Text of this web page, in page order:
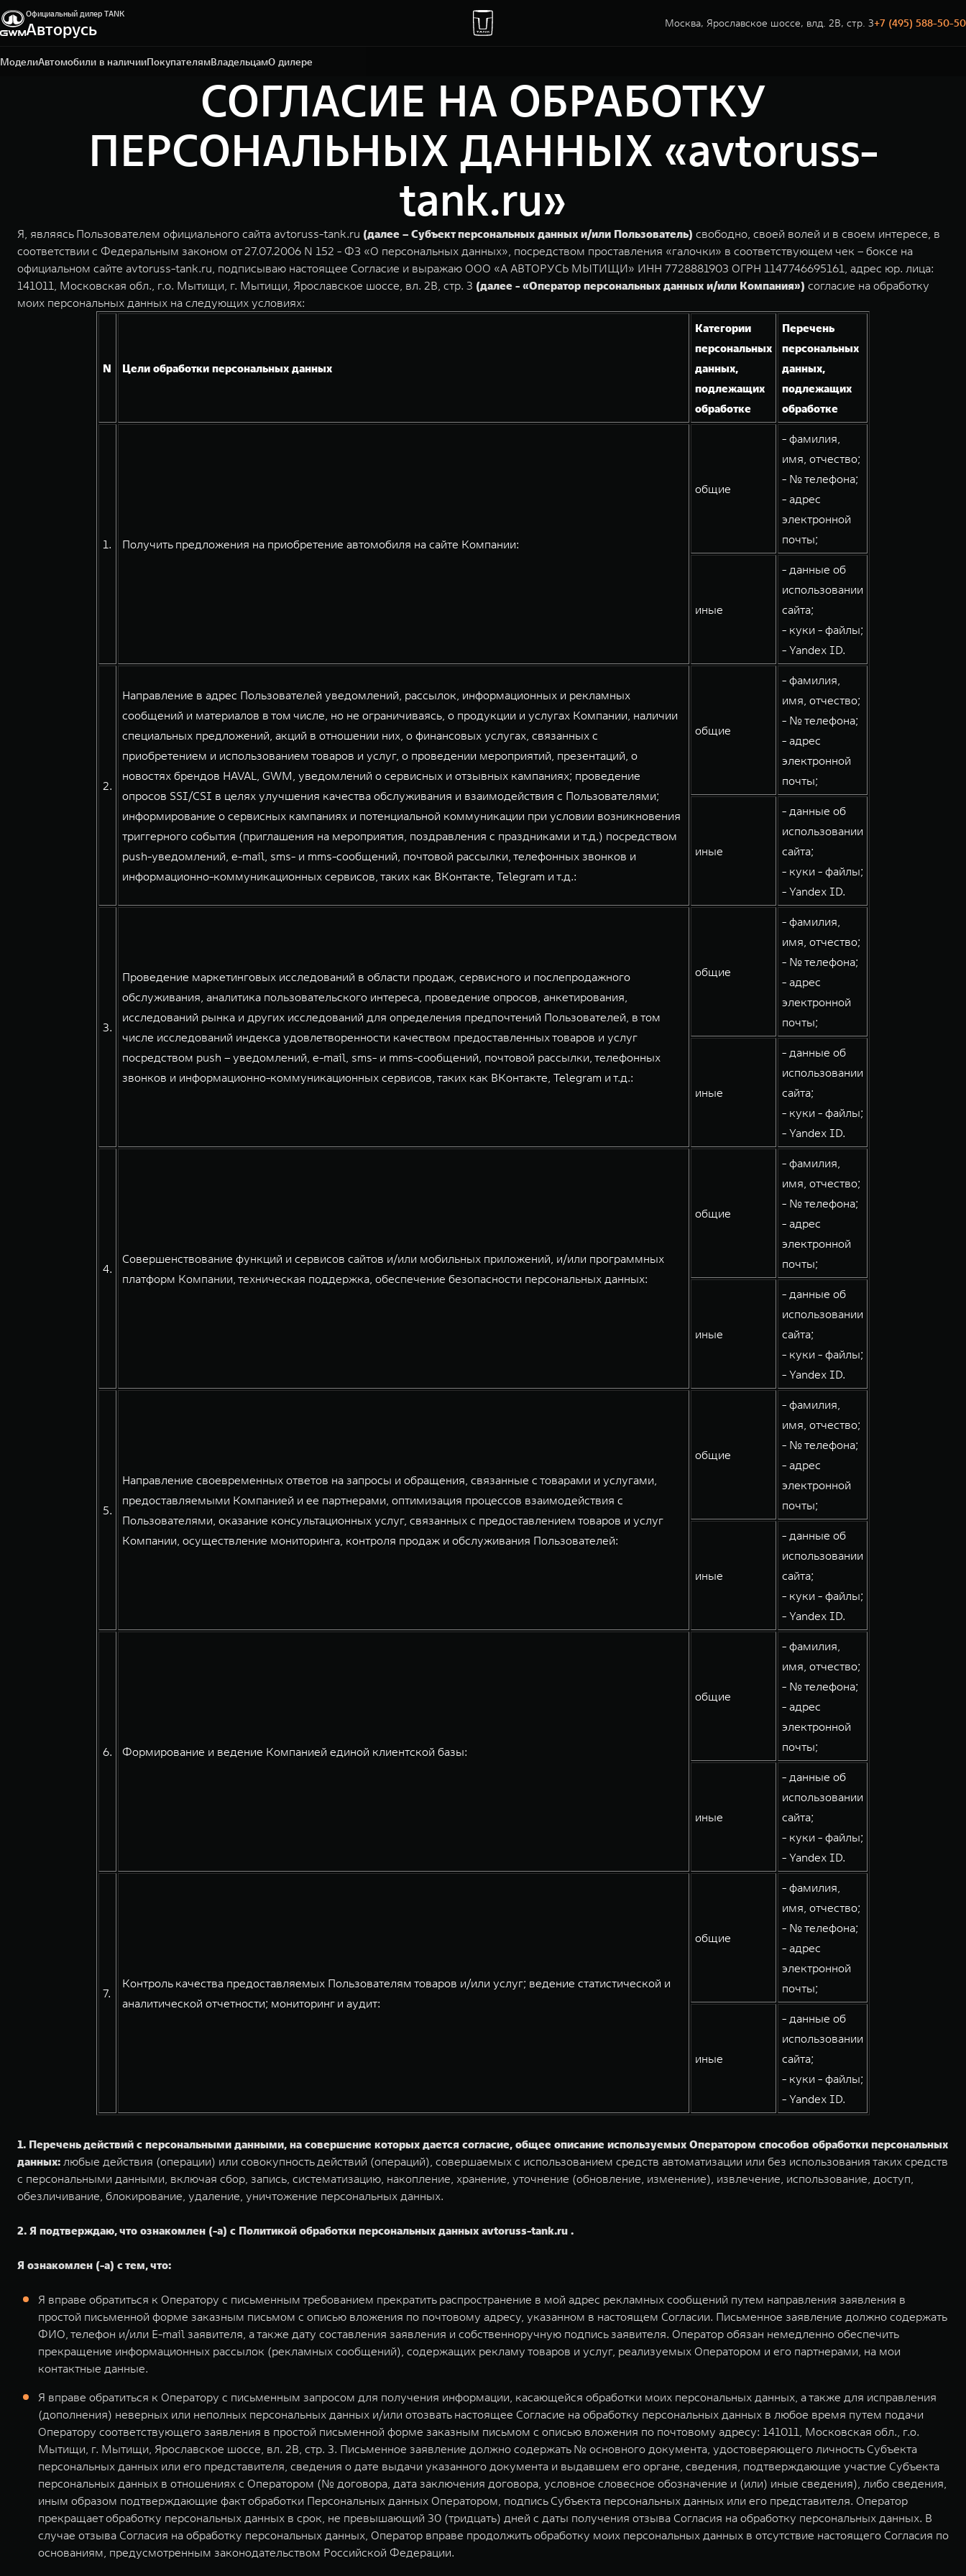
Официальный дилер TANK
Авторусь Москва, Ярославское шоссе, влд. 2В, стр. 3+7 (495) 588-50-50
МоделиАвтомобили в наличииПокупателямВладельцамО дилере
Москва, Ярославское шоссе, влд. 2В, стр. 3
+7 (495) 588-50-50
СОГЛАСИЕ НА ОБРАБОТКУ
ПЕРСОНАЛЬНЫХ ДАННЫХ «avtoruss-
tank.ru»
Я, являясь Пользователем официального сайта avtoruss-tank.ru (далее – Субъект персональных данных и/или Пользователь) свободно, своей волей и в своем интересе, в
соответствии с Федеральным законом от 27.07.2006 N 152 - ФЗ «О персональных данных», посредством проставления «галочки» в соответствующем чек – боксе на
официальном сайте avtoruss-tank.ru, подписываю настоящее Согласие и выражаю ООО «А АВТОРУСЬ МЫТИЩИ» ИНН 7728881903 ОГРН 1147746695161, адрес юр. лица:
141011, Московская обл., г.о. Мытищи, г. Мытищи, Ярославское шоссе, вл. 2В, стр. 3 (далее - «Оператор персональных данных и/или Компания») согласие на обработку
моих персональных данных на следующих условиях:
N Цели обработки персональных данных
Категории
персональных
данных,
подлежащих
обработке
Перечень
персональных
данных,
подлежащих
обработке
1. Получить предложения на приобретение автомобиля на сайте Компании:
общие
- фамилия,
имя, отчество;
- № телефона;
- адрес
электронной
почты;
иные
- данные об
использовании
сайта;
- куки - файлы;
- Yandex ID.
2.
Направление в адрес Пользователей уведомлений, рассылок, информационных и рекламных
сообщений и материалов в том числе, но не ограничиваясь, о продукции и услугах Компании, наличии
специальных предложений, акций в отношении них, о финансовых услугах, связанных с
приобретением и использованием товаров и услуг, о проведении мероприятий, презентаций, о
новостях брендов HAVAL, GWM, уведомлений о сервисных и отзывных кампаниях; проведение
опросов SSI/CSI в целях улучшения качества обслуживания и взаимодействия с Пользователями;
информирование о сервисных кампаниях и потенциальной коммуникации при условии возникновения
триггерного события (приглашения на мероприятия, поздравления с праздниками и т.д.) посредством
push-уведомлений, e-mail, sms- и mms-сообщений, почтовой рассылки, телефонных звонков и
информационно-коммуникационных сервисов, таких как ВКонтакте, Telegram и т.д.:
общие
- фамилия,
имя, отчество;
- № телефона;
- адрес
электронной
почты;
иные
- данные об
использовании
сайта;
- куки - файлы;
- Yandex ID.
3.
Проведение маркетинговых исследований в области продаж, сервисного и послепродажного
обслуживания, аналитика пользовательского интереса, проведение опросов, анкетирования,
исследований рынка и других исследований для определения предпочтений Пользователей, в том
числе исследований индекса удовлетворенности качеством предоставленных товаров и услуг
посредством push – уведомлений, e-mail, sms- и mms-сообщений, почтовой рассылки, телефонных
звонков и информационно-коммуникационных сервисов, таких как ВКонтакте, Telegram и т.д.:
общие
- фамилия,
имя, отчество;
- № телефона;
- адрес
электронной
почты;
иные
- данные об
использовании
сайта;
- куки - файлы;
- Yandex ID.
4.
Совершенствование функций и сервисов сайтов и/или мобильных приложений, и/или программных
платформ Компании, техническая поддержка, обеспечение безопасности персональных данных:
общие
- фамилия,
имя, отчество;
- № телефона;
- адрес
электронной
почты;
иные
- данные об
использовании
сайта;
- куки - файлы;
- Yandex ID.
5.
Направление своевременных ответов на запросы и обращения, связанные с товарами и услугами,
предоставляемыми Компанией и ее партнерами, оптимизация процессов взаимодействия с
Пользователями, оказание консультационных услуг, связанных с предоставлением товаров и услуг
Компании, осуществление мониторинга, контроля продаж и обслуживания Пользователей:
общие
- фамилия,
имя, отчество;
- № телефона;
- адрес
электронной
почты;
иные
- данные об
использовании
сайта;
- куки - файлы;
- Yandex ID.
6. Формирование и ведение Компанией единой клиентской базы:
общие
- фамилия,
имя, отчество;
- № телефона;
- адрес
электронной
почты;
иные
- данные об
использовании
сайта;
- куки - файлы;
- Yandex ID.
7.
Контроль качества предоставляемых Пользователям товаров и/или услуг; ведение статистической и
аналитической отчетности; мониторинг и аудит:
общие
- фамилия,
имя, отчество;
- № телефона;
- адрес
электронной
почты;
иные
- данные об
использовании
сайта;
- куки - файлы;
- Yandex ID.
1. Перечень действий с персональными данными, на совершение которых дается согласие, общее описание используемых Оператором способов обработки персональных
данных: любые действия (операции) или совокупность действий (операций), совершаемых с использованием средств автоматизации или без использования таких средств
с персональными данными, включая сбор, запись, систематизацию, накопление, хранение, уточнение (обновление, изменение), извлечение, использование, доступ,
обезличивание, блокирование, удаление, уничтожение персональных данных.
2. Я подтверждаю, что ознакомлен (-а) с Политикой обработки персональных данных avtoruss-tank.ru .
Я ознакомлен (-а) с тем, что:
Я вправе обратиться к Оператору с письменным требованием прекратить распространение в мой адрес рекламных сообщений путем направления заявления в
простой письменной форме заказным письмом с описью вложения по почтовому адресу, указанном в настоящем Согласии. Письменное заявление должно содержать
ФИО, телефон и/или E-mail заявителя, а также дату составления заявления и собственноручную подпись заявителя. Оператор обязан немедленно обеспечить
прекращение информационных рассылок (рекламных сообщений), содержащих рекламу товаров и услуг, реализуемых Оператором и его партнерами, на мои
контактные данные.
Я вправе обратиться к Оператору с письменным запросом для получения информации, касающейся обработки моих персональных данных, а также для исправления
(дополнения) неверных или неполных персональных данных и/или отозвать настоящее Согласие на обработку персональных данных в любое время путем подачи
Оператору соответствующего заявления в простой письменной форме заказным письмом с описью вложения по почтовому адресу: 141011, Московская обл., г.о.
Мытищи, г. Мытищи, Ярославское шоссе, вл. 2В, стр. 3. Письменное заявление должно содержать № основного документа, удостоверяющего личность Субъекта
персональных данных или его представителя, сведения о дате выдачи указанного документа и выдавшем его органе, сведения, подтверждающие участие Субъекта
персональных данных в отношениях с Оператором (№ договора, дата заключения договора, условное словесное обозначение и (или) иные сведения), либо сведения,
иным образом подтверждающие факт обработки Персональных данных Оператором, подпись Субъекта персональных данных или его представителя. Оператор
прекращает обработку персональных данных в срок, не превышающий 30 (тридцать) дней с даты получения отзыва Согласия на обработку персональных данных. В
случае отзыва Согласия на обработку персональных данных, Оператор вправе продолжить обработку моих персональных данных в отсутствие настоящего Согласия по
основаниям, предусмотренным законодательством Российской Федерации.